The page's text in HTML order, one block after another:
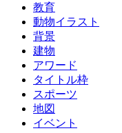
教育
動物イラスト
背景
建物
アワード
タイトル枠
スポーツ
地図
イベント